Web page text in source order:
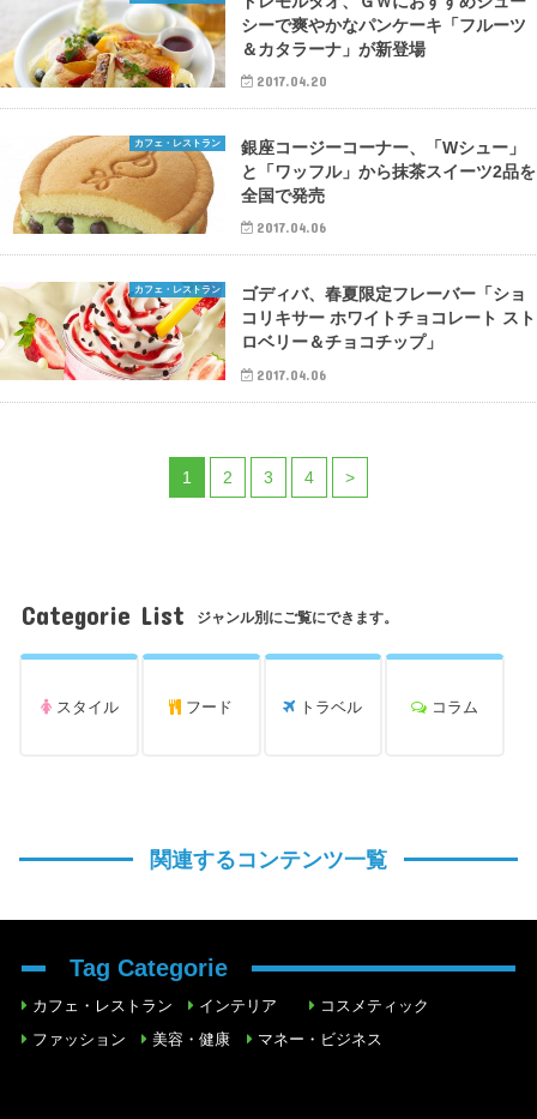
シーで爽やかなパンケーキ「フルーツ
＆カタラーナ」が新登場
2017.04.20
カフェ・レストラン
銀座コージーコーナー、「Wシュー」
と「ワッフル」から抹茶スイーツ2品を
全国で発売
2017.04.06
カフェ・レストラン
ゴディバ、春夏限定フレーバー「ショ
コリキサー ホワイトチョコレート スト
ロベリー＆チョコチップ」
2017.04.06
1 2 3 4 >
Categorie List ジャンル別にご覧にできます。
スタイル フード トラベル コラム
関連するコンテンツ一覧
Tag Categorie
カフェ・レストラン インテリア
コスメティック
ファッション
美容・健康 マネー・ビジネス